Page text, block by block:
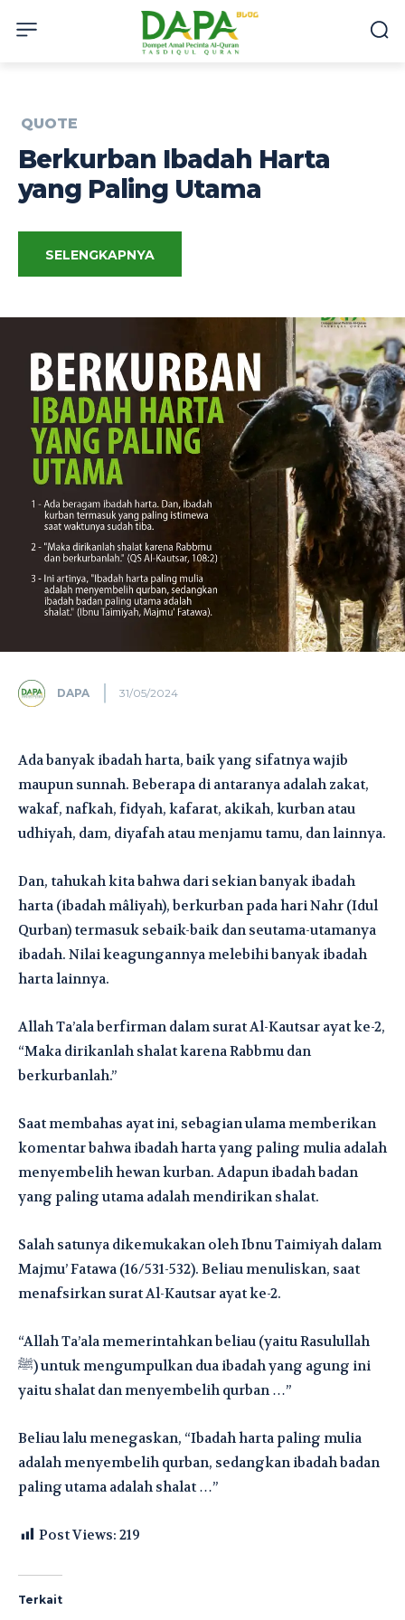
QUOTE
Berkurban Ibadah Harta
yang Paling Utama
SELENGKAPNYA
DAPA 31/05/2024
Ada banyak ibadah harta, baik yang sifatnya wajib
maupun sunnah. Beberapa di antaranya adalah zakat,
wakaf, nafkah, fidyah, kafarat, akikah, kurban atau
udhiyah, dam, diyafah atau menjamu tamu, dan lainnya.
Dan, tahukah kita bahwa dari sekian banyak ibadah
harta (ibadah mâliyah), berkurban pada hari Nahr (Idul
Qurban) termasuk sebaik-baik dan seutama-utamanya
ibadah. Nilai keagungannya melebihi banyak ibadah
harta lainnya.
Allah Ta’ala berfirman dalam surat Al-Kautsar ayat ke-2,
“Maka dirikanlah shalat karena Rabbmu dan
berkurbanlah.”
Saat membahas ayat ini, sebagian ulama memberikan
komentar bahwa ibadah harta yang paling mulia adalah
menyembelih hewan kurban. Adapun ibadah badan
yang paling utama adalah mendirikan shalat.
Salah satunya dikemukakan oleh Ibnu Taimiyah dalam
Majmu’ Fatawa (16/531-532). Beliau menuliskan, saat
menafsirkan surat Al-Kautsar ayat ke-2.
“Allah Ta’ala memerintahkan beliau (yaitu Rasulullah
ﷺ) untuk mengumpulkan dua ibadah yang agung ini
yaitu shalat dan menyembelih qurban …”
Beliau lalu menegaskan, “Ibadah harta paling mulia
adalah menyembelih qurban, sedangkan ibadah badan
paling utama adalah shalat …”
Post Views: 219
Terkait